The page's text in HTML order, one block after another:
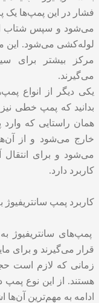
فشار در این پمپ‌ها یک
می‌شود و سپس شتاب
لوله‌کشی می‌شود. این
مرکز بیشتر برای
می‌گیرند.
یکی دیگر از انواع
بدانید که پمپ خطی
همان راستایی که
خارج می‌شود و از
می‌شود و برای
کاربرد دارد.
کاربرد پمپ سانتریفیوژ
پمپ‌های سانتریفیوژ
قرار می‌گیرند و برای
زمانی که لازم است
هستند. از این نوع
ادامه به مهم‌ترین